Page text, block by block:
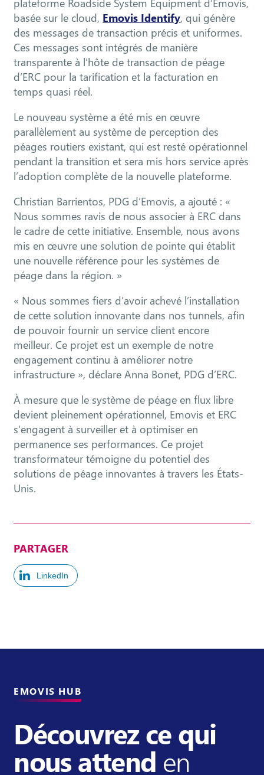
basée sur le cloud, Emovis Identify, qui génère
des messages de transaction précis et uniformes.
Ces messages sont intégrés de manière
transparente à l’hôte de transaction de péage
d’ERC pour la tarification et la facturation en
temps quasi réel.
Le nouveau système a été mis en œuvre
parallèlement au système de perception des
péages routiers existant, qui est resté opérationnel
pendant la transition et sera mis hors service après
l’adoption complète de la nouvelle plateforme.
Christian Barrientos, PDG d’Emovis, a ajouté : «
Nous sommes ravis de nous associer à ERC dans
le cadre de cette initiative. Ensemble, nous avons
mis en œuvre une solution de pointe qui établit
une nouvelle référence pour les systèmes de
péage dans la région. »
« Nous sommes fiers d’avoir achevé l’installation
de cette solution innovante dans nos tunnels, afin
de pouvoir fournir un service client encore
meilleur. Ce projet est un exemple de notre
engagement continu à améliorer notre
infrastructure », déclare Anna Bonet, PDG d’ERC.
À mesure que le système de péage en flux libre
devient pleinement opérationnel, Emovis et ERC
s’engagent à surveiller et à optimiser en
permanence ses performances. Ce projet
transformateur témoigne du potentiel des
solutions de péage innovantes à travers les États-
Unis.
PARTAGER
LinkedIn
EMOVIS HUB
Découvrez ce qui
nous attend en